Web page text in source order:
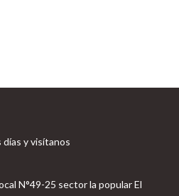
días y visítanos
N°49-25 sector la popular El